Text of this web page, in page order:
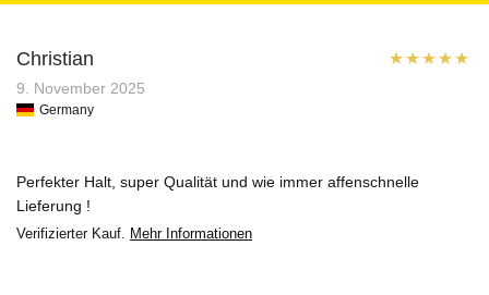
Christian
9. November 2025
Germany
Perfekter Halt, super Qualität und wie immer affenschnelle
Lieferung !
Verifizierter Kauf. Mehr Informationen